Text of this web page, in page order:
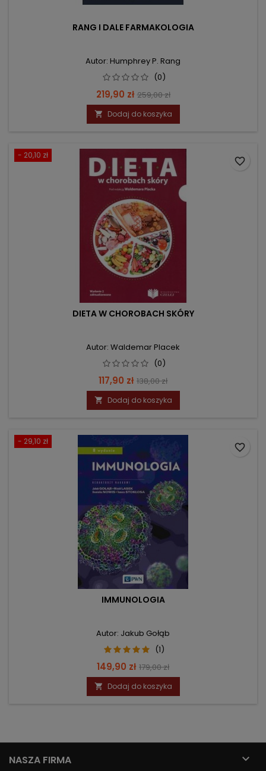
RANG I DALE FARMAKOLOGIA
Autor: Humphrey P. Rang
(0)
Cena
219,90 zł Cena
podstawowa
259,00 zł
 Dodaj do koszyka
- 20,10 zł
DIETA W CHOROBACH SKÓRY
Autor: Waldemar Placek
(0)
Cena
117,90 zł Cena
podstawowa
138,00 zł
 Dodaj do koszyka
favorite_border
- 29,10 zł
IMMUNOLOGIA
Autor: Jakub Gołąb
(1)
Cena
149,90 zł Cena
podstawowa
179,00 zł
 Dodaj do koszyka
favorite_border
NASZA FIRMA 